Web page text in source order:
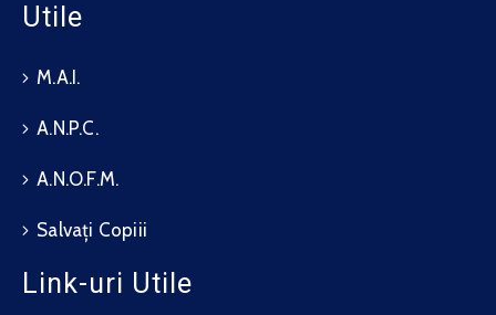
Utile
M.A.I.
A.N.P.C.
A.N.O.F.M.
Salvați Copiii
Link-uri Utile